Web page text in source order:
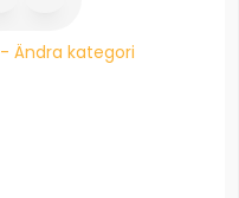
- Ändra kategori